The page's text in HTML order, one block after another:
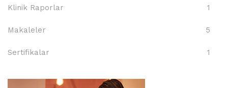
Klinik Raporlar 1
Makaleler 5
Sertifikalar 1